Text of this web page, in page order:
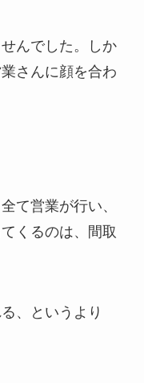
んでした。しか
さんに顔を合わ
て営業が行い、
くるのは、間取
、というより